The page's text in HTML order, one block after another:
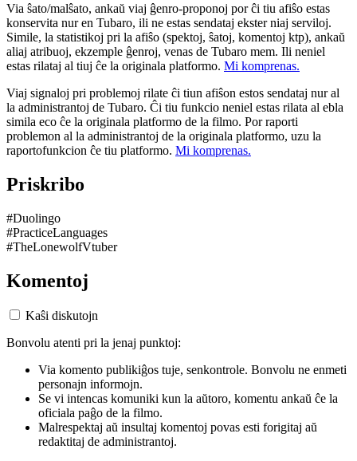
Via ŝato/malŝato, ankaŭ viaj ĝenro-proponoj por ĉi tiu afiŝo estas
konservita nur en Tubaro, ili ne estas sendataj ekster niaj serviloj.
Simile, la statistikoj pri la afiŝo (spektoj, ŝatoj, komentoj ktp), ankaŭ
aliaj atribuoj, ekzemple ĝenroj, venas de Tubaro mem. Ili neniel
estas rilataj al tiuj ĉe la originala platformo. Mi komprenas.
Viaj signaloj pri problemoj rilate ĉi tiun afiŝon estos sendataj nur al
la administrantoj de Tubaro. Ĉi tiu funkcio neniel estas rilata al ebla
simila eco ĉe la originala platformo de la filmo. Por raporti
problemon al la administrantoj de la originala platformo, uzu la
raportofunkcion ĉe tiu platformo. Mi komprenas.
Priskribo
#Duolingo
#PracticeLanguages
#TheLonewolfVtuber
Komentoj
Kaŝi diskutojn
Bonvolu atenti pri la jenaj punktoj:
Via komento publikiĝos tuje, senkontrole. Bonvolu ne enmeti
personajn informojn.
Se vi intencas komuniki kun la aŭtoro, komentu ankaŭ ĉe la
oficiala paĝo de la filmo.
Malrespektaj aŭ insultaj komentoj povas esti forigitaj aŭ
redaktitaj de administrantoj.